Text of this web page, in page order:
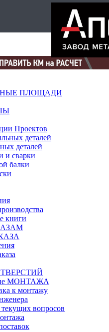
ПЛОЩАДИ
Проектов
деталей
деталей
и сварки
балки
книги
МОНТАЖА
к монтажу
вопросов